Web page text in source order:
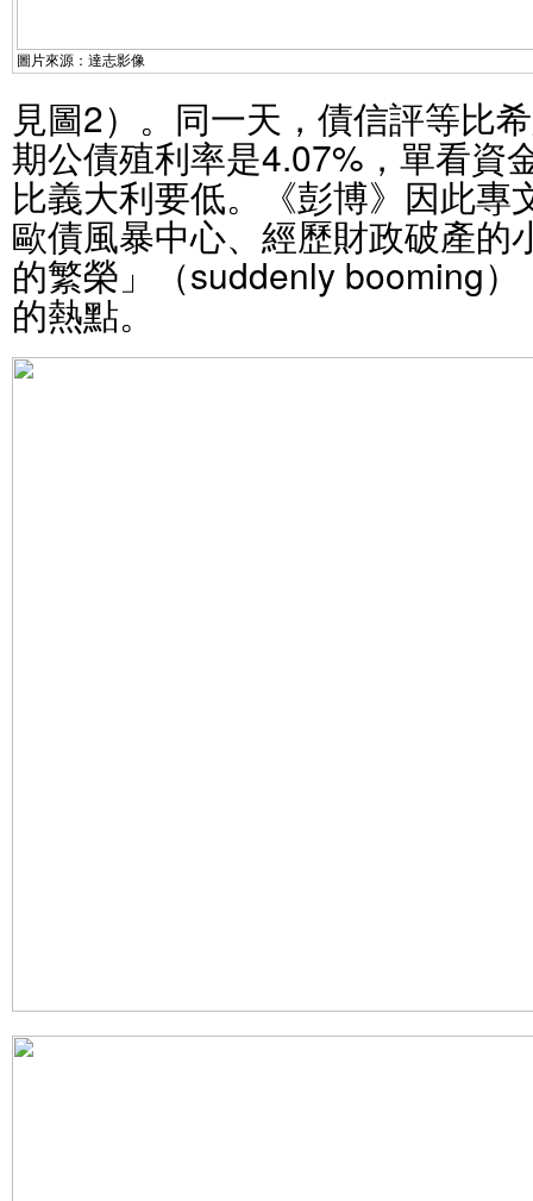
圖片來源：達志影像
見圖2）。同一天，債信評等比
期公債殖利率是4.07%，單看資
比義大利要低。《彭博》因此專
歐債風暴中心、經歷財政破產的
的繁榮」（suddenly booming
的熱點。